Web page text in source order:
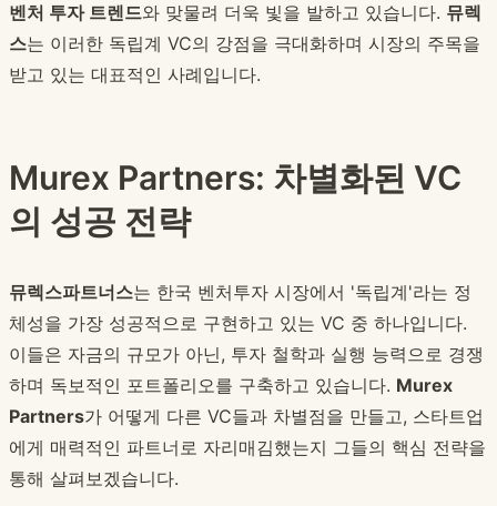
벤처 투자 트렌드와 맞물려 더욱 빛을 발하고 있습니다. 뮤렉
스는 이러한 독립계 VC의 강점을 극대화하며 시장의 주목을
받고 있는 대표적인 사례입니다.
Murex Partners: 차별화된 VC
의 성공 전략
뮤렉스파트너스는 한국 벤처투자 시장에서 '독립계'라는 정
체성을 가장 성공적으로 구현하고 있는 VC 중 하나입니다.
이들은 자금의 규모가 아닌, 투자 철학과 실행 능력으로 경쟁
하며 독보적인 포트폴리오를 구축하고 있습니다. Murex
Partners가 어떻게 다른 VC들과 차별점을 만들고, 스타트업
에게 매력적인 파트너로 자리매김했는지 그들의 핵심 전략을
통해 살펴보겠습니다.